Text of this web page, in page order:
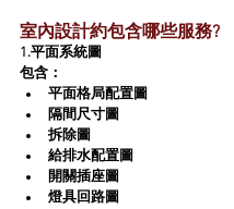
室內設計約包含哪些服務?
1.平面系統圖
包含：
平面格局配置圖
隔間尺寸圖
拆除圖
給排水配置圖
開關插座圖
燈具回路圖